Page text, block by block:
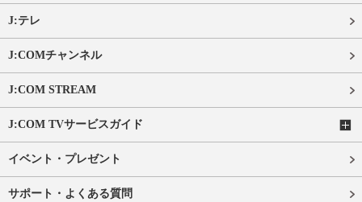
J:テレ
J:COMチャンネル
J:COM STREAM
J:COM TVサービスガイド
イベント・プレゼント
サポート・よくある質問